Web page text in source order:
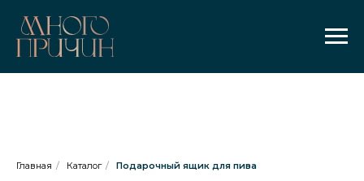
Главная / Каталог / Подарочный ящик для пива